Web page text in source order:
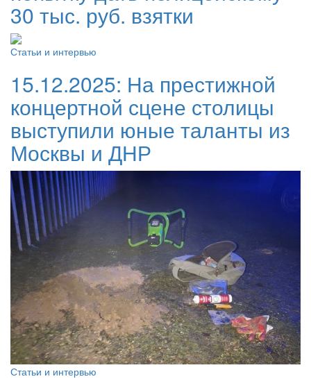
30 тыс. руб. взятки
Статьи и интервью
15.12.2025: На престижной
концертной сцене столицы
выступили юные таланты из
Москвы и ДНР
Статьи и интервью